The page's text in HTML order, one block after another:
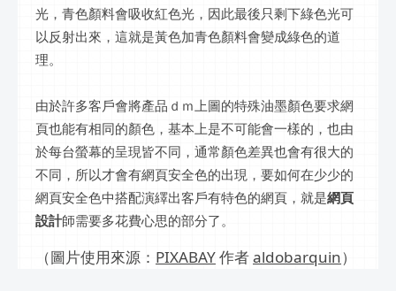
光，青色顏料會吸收紅色光，因此最後只剩下綠色光可
以反射出來，這就是黃色加青色顏料會變成綠色的道
理。
由於許多客戶會將產品ｄｍ上圖的特殊油墨顏色要求網
頁也能有相同的顏色，基本上是不可能會一樣的，也由
於每台螢幕的呈現皆不同，通常顏色差異也會有很大的
不同，所以才會有網頁安全色的出現，要如何在少少的
網頁安全色中搭配演繹出客戶有特色的網頁，就是網頁
設計師需要多花費心思的部分了。
（圖片使用來源： PIXABAY作者aldobarquin）